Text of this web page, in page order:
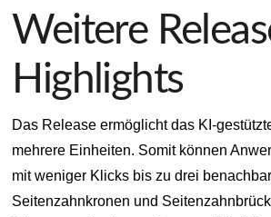
Weitere
Highlights
Das Release ermöglicht das KI-
mehrere Einheiten. Somit können
mit weniger Klicks bis zu drei
Seitenzahnkronen und